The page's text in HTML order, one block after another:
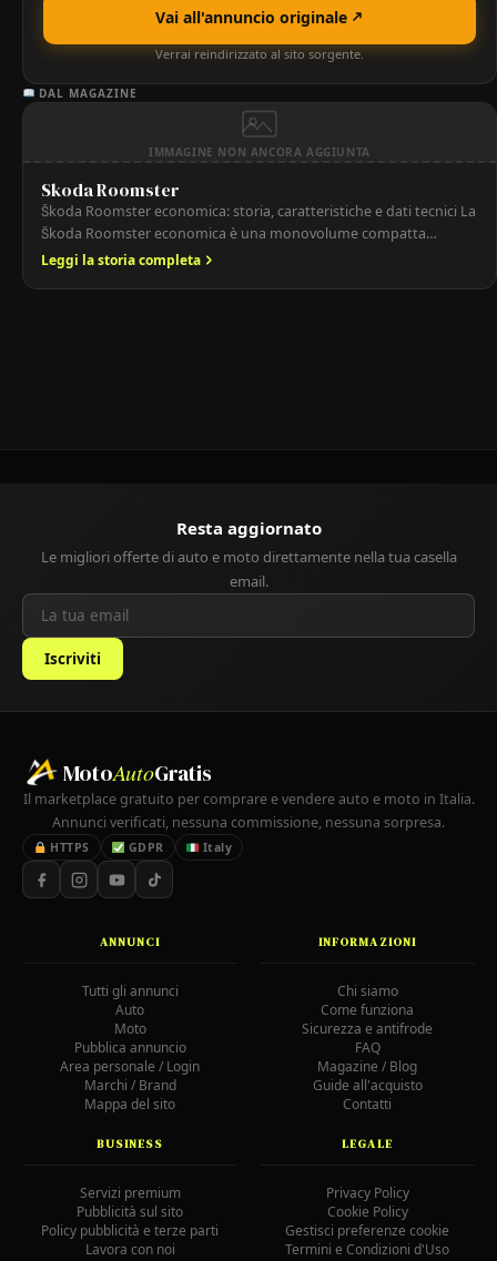
Vai all'annuncio originale
Verrai reindirizzato al sito sorgente.
DAL MAGAZINE
IMMAGINE NON ANCORA AGGIUNTA
Skoda Roomster
Škoda Roomster economica: storia, caratteristiche e dati tecnici La
Škoda Roomster economica è una monovolume compatta
prodotta tra il 2006 e il 2015, pensata per unire la praticità di
Leggi la storia completa
Resta aggiornato
Le migliori offerte di auto e moto direttamente nella tua casella
email.
Iscriviti
MotoAutoGratis
Il marketplace gratuito per comprare e vendere auto e moto in Italia.
Annunci verificati, nessuna commissione, nessuna sorpresa.
HTTPS GDPR Italy
ANNUNCI
Tutti gli annunci
Auto
Moto
Pubblica annuncio
Area personale / Login
Marchi / Brand
Mappa del sito
INFORMAZIONI
Chi siamo
Come funziona
Sicurezza e antifrode
FAQ
Magazine / Blog
Guide all'acquisto
Contatti
BUSINESS
Servizi premium
Pubblicità sul sito
Policy pubblicità e terze parti
Lavora con noi
LEGALE
Privacy Policy
Cookie Policy
Gestisci preferenze cookie
Termini e Condizioni d'Uso